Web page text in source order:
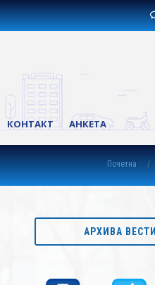
КОНТАКТ АНКЕТА
Почетна
АРХИВА ВЕСТИ